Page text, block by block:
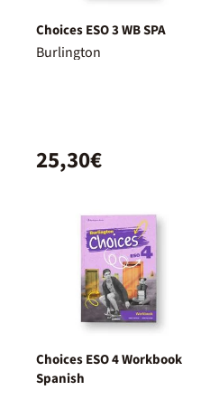
Choices ESO 3 WB SPA
Burlington
25,30€
Choices ESO 4 Workbook
Spanish